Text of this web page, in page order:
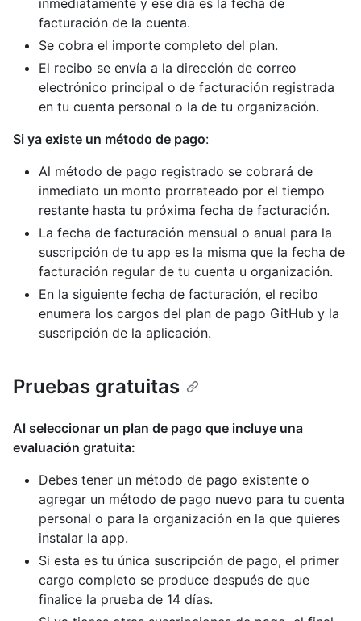
inmediatamente y ese día es la fecha de
facturación de la cuenta.
Se cobra el importe completo del plan.
El recibo se envía a la dirección de correo
electrónico principal o de facturación registrada
en tu cuenta personal o la de tu organización.
Si ya existe un método de pago:
Al método de pago registrado se cobrará de
inmediato un monto prorrateado por el tiempo
restante hasta tu próxima fecha de facturación.
La fecha de facturación mensual o anual para la
suscripción de tu app es la misma que la fecha de
facturación regular de tu cuenta u organización.
En la siguiente fecha de facturación, el recibo
enumera los cargos del plan de pago GitHub y la
suscripción de la aplicación.
Pruebas gratuitas
Al seleccionar un plan de pago que incluye una
evaluación gratuita:
Debes tener un método de pago existente o
agregar un método de pago nuevo para tu cuenta
personal o para la organización en la que quieres
instalar la app.
Si esta es tu única suscripción de pago, el primer
cargo completo se produce después de que
finalice la prueba de 14 días.